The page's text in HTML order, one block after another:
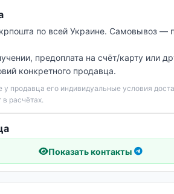
по всей Украине. Самовывоз —
предоплата на счёт/карту или
конкретного продавца.
у продавца его индивидуальные условия
в расчётах.
Показать контакты